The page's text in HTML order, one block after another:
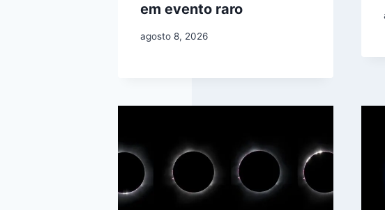
em evento raro
agosto 8, 2026